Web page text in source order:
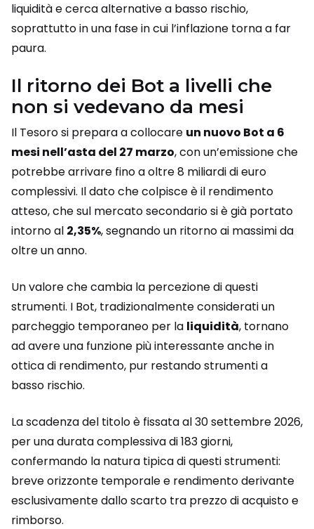
liquidità e cerca alternative a basso rischio,
soprattutto in una fase in cui l’inflazione torna a far
paura.
Il ritorno dei Bot a livelli che
non si vedevano da mesi
Il Tesoro si prepara a collocare un nuovo Bot a 6
mesi nell’asta del 27 marzo, con un’emissione che
potrebbe arrivare fino a oltre 8 miliardi di euro
complessivi. Il dato che colpisce è il rendimento
atteso, che sul mercato secondario si è già portato
intorno al 2,35%, segnando un ritorno ai massimi da
oltre un anno.
Un valore che cambia la percezione di questi
strumenti. I Bot, tradizionalmente considerati un
parcheggio temporaneo per la liquidità, tornano
ad avere una funzione più interessante anche in
ottica di rendimento, pur restando strumenti a
basso rischio.
La scadenza del titolo è fissata al 30 settembre 2026,
per una durata complessiva di 183 giorni,
confermando la natura tipica di questi strumenti:
breve orizzonte temporale e rendimento derivante
esclusivamente dallo scarto tra prezzo di acquisto e
rimborso.